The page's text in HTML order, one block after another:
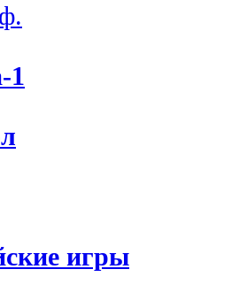
1
игры